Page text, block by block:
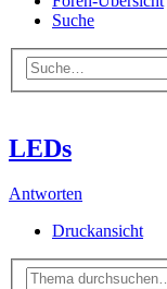
Suche
LEDs
Antworten
Druckansicht